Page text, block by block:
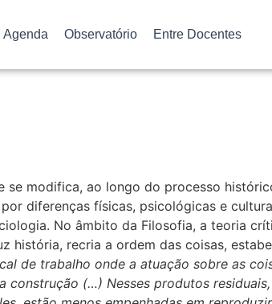
Agenda Observatório Entre Docentes
se modifica, ao longo do processo
diferenças físicas, psicológicas e
No âmbito da Filosofia, a teoria
história, recria a ordem das coisas,
de trabalho onde a atuação sobre as
construção (…) Nesses produtos